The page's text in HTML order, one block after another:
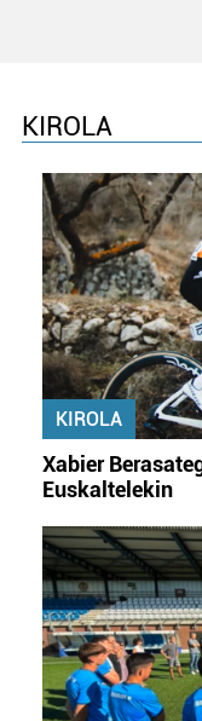
KIROLA
KIROLA
Xabier
Euskaltelekin